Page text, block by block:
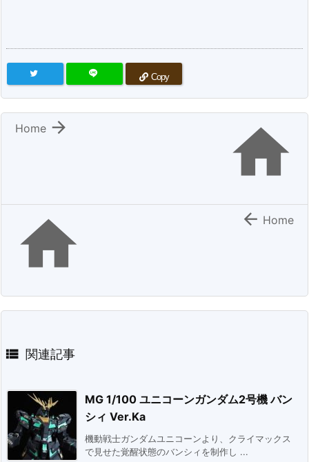
Copy


Home
  Home
 関連記事
MG 1/100 ユニコーンガンダム2号機 バン
シィ Ver.Ka
機動戦士ガンダムユニコーンより、クライマックス
で見せた覚醒状態のバンシィを制作し ...